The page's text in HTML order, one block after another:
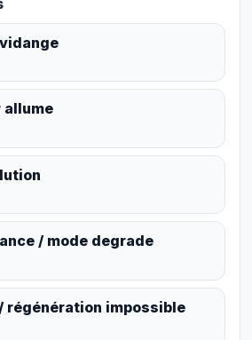
allume
/ mode degrade
régénération impossible